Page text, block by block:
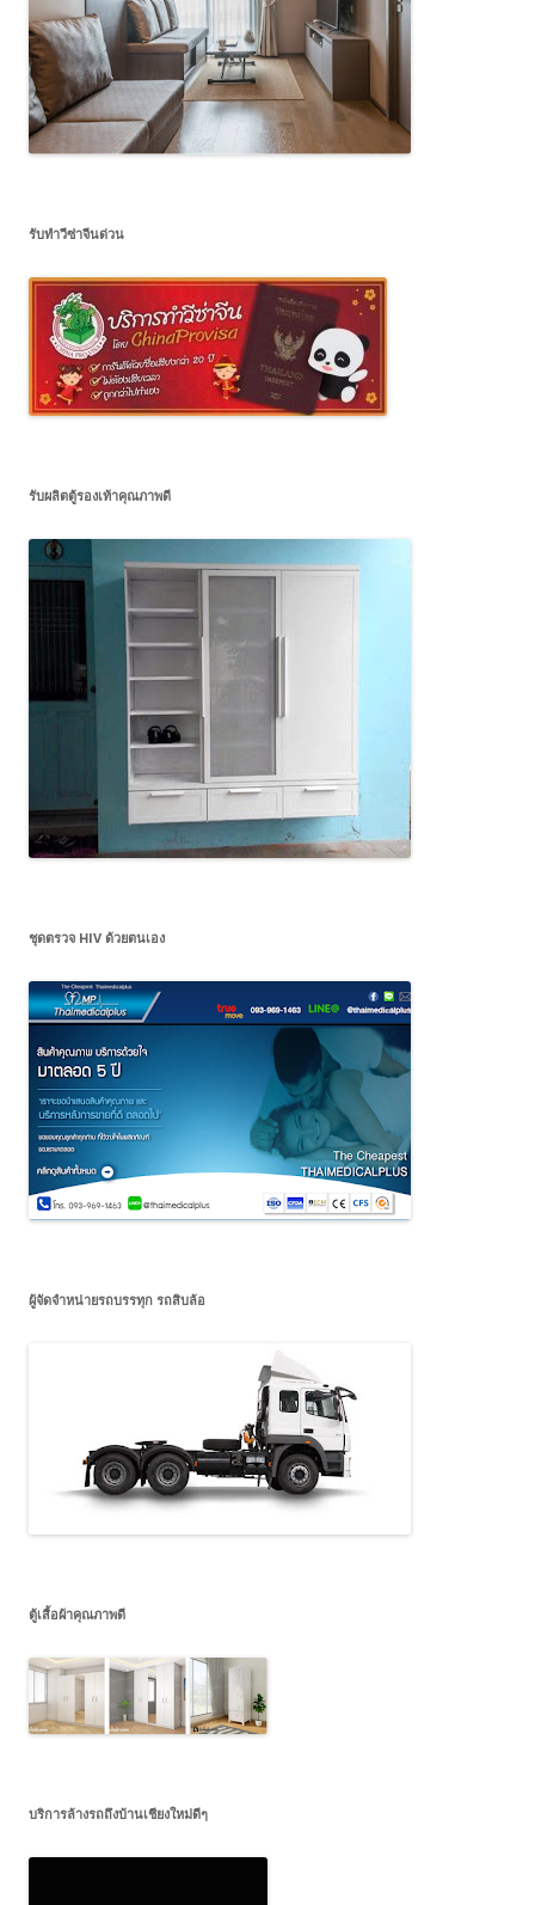
รับทำวีซ่าจีนด่วน
รับผลิตตู้รองเท้าคุณภาพดี
ชุดตรวจ HIV ด้วยตนเอง
ผู้จัดจำหน่ายรถบรรทุก รถสิบล้อ
ตู้เสื้อผ้าคุณภาพดี
บริการล้างรถถึงบ้านเชียงใหม่ดีๆ